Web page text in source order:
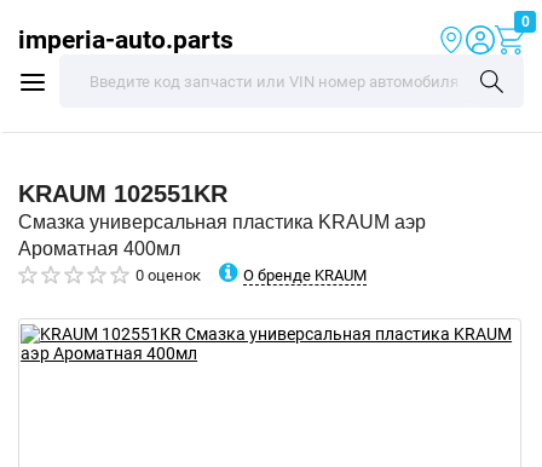
imperia-auto.parts
0
KRAUM 102551KR
Смазка универсальная пластика KRAUM аэр
Ароматная 400мл
0 оценок О бренде KRAUM